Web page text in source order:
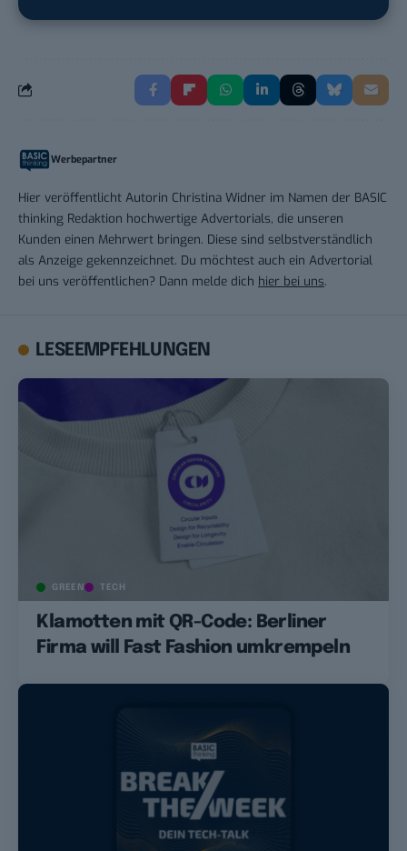
Werbepartner
Hier veröffentlicht Autorin Christina Widner im Namen der BASIC
thinking Redaktion hochwertige Advertorials, die unseren
Kunden einen Mehrwert bringen. Diese sind selbstverständlich
als Anzeige gekennzeichnet. Du möchtest auch ein Advertorial
bei uns veröffentlichen? Dann melde dich hier bei uns.
LESEEMPFEHLUNGEN
GREEN TECH
Klamotten mit QR-Code: Berliner
Firma will Fast Fashion umkrempeln